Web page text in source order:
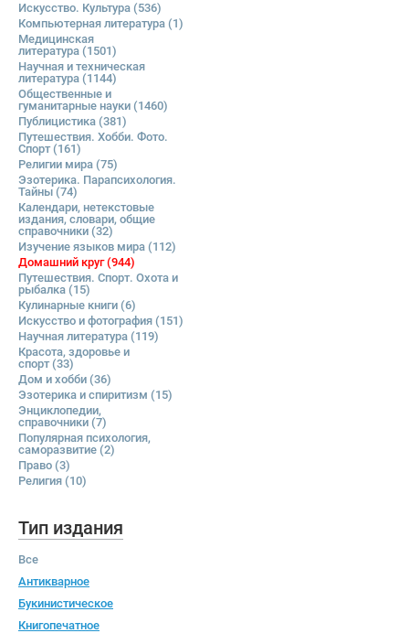
Искусство. Культура (536)
Компьютерная литература (1)
Медицинская
литература (1501)
Научная и техническая
литература (1144)
Общественные и
гуманитарные науки (1460)
Публицистика (381)
Путешествия. Хобби. Фото.
Спорт(161)
Религии мира (75)
Эзотерика. Парапсихология.
Тайны (74)
Календари, нетекстовые
издания, словари, общие
справочники (32)
Изучение языков мира (112)
Домашний круг(944)
Путешествия. Спорт. Охота и
рыбалка (15)
Кулинарные книги (6)
Искусство и фотография (151)
Научная литература (119)
Красота, здоровье и
спорт(33)
Дом и хобби (36)
Эзотерика и спиритизм (15)
Энциклопедии,
справочники (7)
Популярная психология,
саморазвитие (2)
Право (3)
Религия (10)
Тип издания
Все
Антикварное
Букинистическое
Книгопечатное